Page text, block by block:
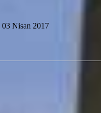
03 Nisan 2017